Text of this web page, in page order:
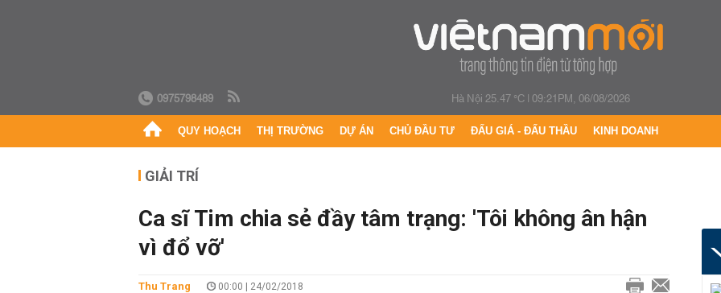
0975798489 Hà Nội 25.47 °C|09:21PM, 06/08/2026
QUY HOẠCH THỊ TRƯỜNG DỰ ÁN CHỦ ĐẦU TƯ ĐẤU GIÁ - ĐẤU THẦU KINH DOANH
GIẢI TRÍ
Ca sĩ Tim chia sẻ đầy tâm trạng: 'Tôi không ân hận
vì đổ vỡ'
Thu Trang 00:00 | 24/02/2018